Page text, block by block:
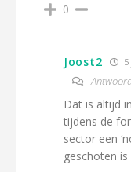
0
Joost2
Dat is altijd
tijdens de
sector een
geschoten